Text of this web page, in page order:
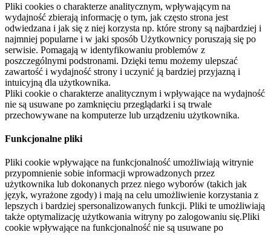
Pliki cookies o charakterze analitycznym, wpływającym na
wydajność zbierają informację o tym, jak często strona jest
odwiedzana i jak się z niej korzysta np. które strony są najbardziej i
najmniej popularne i w jaki sposób Użytkownicy poruszają się po
serwisie. Pomagają w identyfikowaniu problemów z
poszczególnymi podstronami. Dzięki temu możemy ulepszać
zawartość i wydajność strony i uczynić ją bardziej przyjazną i
intuicyjną dla użytkownika.
Pliki cookie o charakterze analitycznym i wpływające na wydajność
nie są usuwane po zamknięciu przeglądarki i są trwale
przechowywane na komputerze lub urządzeniu użytkownika.
Funkcjonalne pliki
Pliki cookie wpływające na funkcjonalność umożliwiają witrynie
przypomnienie sobie informacji wprowadzonych przez
użytkownika lub dokonanych przez niego wyborów (takich jak
język, wyrażone zgody) i mają na celu umożliwienie korzystania z
lepszych i bardziej spersonalizowanych funkcji. Pliki te umożliwiają
także optymalizację użytkowania witryny po zalogowaniu się.Pliki
cookie wpływające na funkcjonalność nie są usuwane po